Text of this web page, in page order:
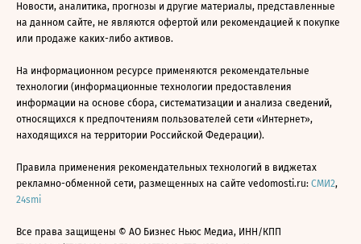
Новости, аналитика, прогнозы и другие материалы, представленные
на данном сайте, не являются офертой или рекомендацией к покупке
или продаже каких-либо активов.
На информационном ресурсе применяются рекомендательные
технологии (информационные технологии предоставления
информации на основе сбора, систематизации и анализа сведений,
относящихся к предпочтениям пользователей сети «Интернет»,
находящихся на территории Российской Федерации).
Правила применения рекомендательных технологий в виджетах
рекламно-обменной сети, размещенных на сайте vedomosti.ru: СМИ2,
24smi
Все права защищены © АО Бизнес Ньюс Медиа, ИНН/КПП